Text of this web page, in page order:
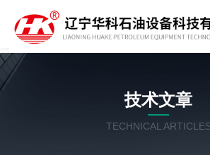
技术文章
TECHNICAL